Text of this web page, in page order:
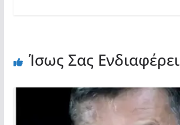
Ίσως Σας Ενδιαφέρει